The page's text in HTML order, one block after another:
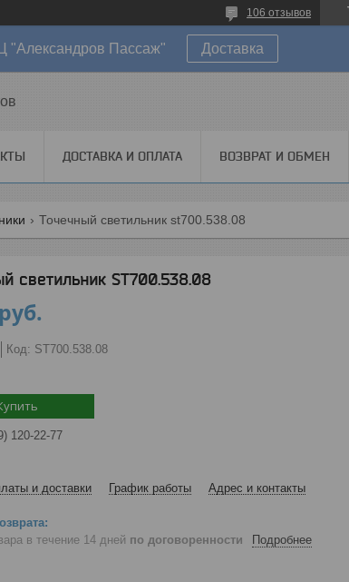
106 отзывов
Пассаж" Доставка
ДОСТАВКА И ОПЛАТА ВОЗВРАТ И ОБМЕН
Точечный светильник st700.538.08
светильник ST700.538.08
руб.
Код: ST700.538.08
120-22-77
и доставки График работы Адрес и контакты
в течение 14 дней по договоренности Подробнее